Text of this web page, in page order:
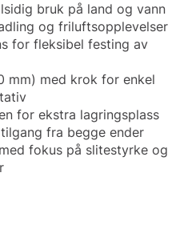
bruk på land og vann
og friluftsopplevelser
for fleksibel festing av
mm) med krok for enkel
for ekstra lagringsplass
fra begge ender
fokus på slitestyrke og